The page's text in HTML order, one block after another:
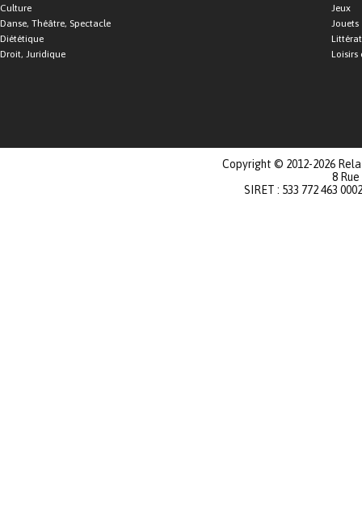
Culture
Danse, Théâtre, Spectacle
Diététique
Droit, Juridique
Jeux
Jouets
Loisirs
Copyright © 2012-2026
8
SIRET : 533 772 463